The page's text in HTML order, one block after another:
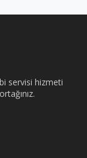
servisi hizmeti